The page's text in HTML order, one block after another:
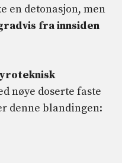
en detonasjon, men
fra innsiden
nøye doserte faste
denne blandingen: